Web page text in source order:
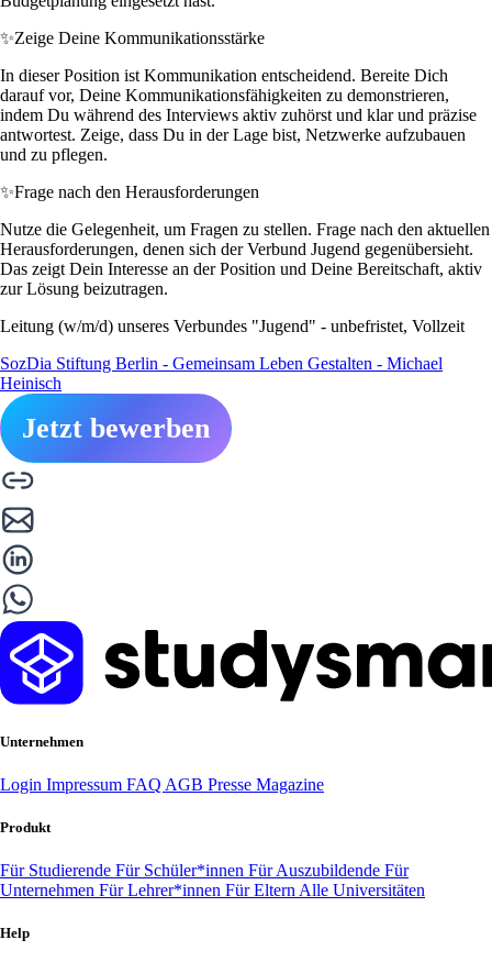
✨Zeige Deine Kommunikationsstärke
In dieser Position ist Kommunikation entscheidend. Bereite Dich
darauf vor, Deine Kommunikationsfähigkeiten zu demonstrieren,
indem Du während des Interviews aktiv zuhörst und klar und präzise
antwortest. Zeige, dass Du in der Lage bist, Netzwerke aufzubauen
und zu pflegen.
✨Frage nach den Herausforderungen
Nutze die Gelegenheit, um Fragen zu stellen. Frage nach den aktuellen
Herausforderungen, denen sich der Verbund Jugend gegenübersieht.
Das zeigt Dein Interesse an der Position und Deine Bereitschaft, aktiv
zur Lösung beizutragen.
Leitung (w/m/d) unseres Verbundes "Jugend" - unbefristet, Vollzeit
SozDia Stiftung Berlin - Gemeinsam Leben Gestalten - Michael
Heinisch
Jetzt bewerben
Unternehmen
Login Impressum FAQ AGB Presse Magazine
Produkt
Für Studierende Für Schüler*innen Für Auszubildende Für
Unternehmen Für Lehrer*innen Für Eltern Alle Universitäten
Help